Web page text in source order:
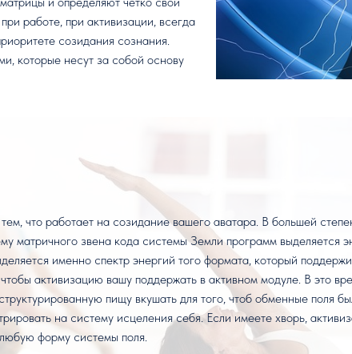
работе, при активизации, всегда
созидания сознания.
которые несут за собой основу
что работает на созидание вашего аватара. В большей
матричного звена кода системы Земли программ выделяется
именно спектр энергий того формата, который
активизацию вашу поддержать в активном модуле. В это
пищу вкушать для того, чтоб обменные поля
на систему исцеления себя. Если имеете хворь,
любую форму системы поля.